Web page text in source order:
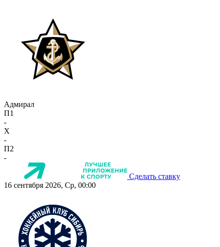
Адмирал
П1
-
X
-
П2
-
Сделать ставку
16 сентября 2026, Ср, 00:00